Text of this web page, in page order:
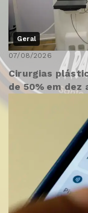
Geral
07/08/2026
Cirurgias
de 50% em dez